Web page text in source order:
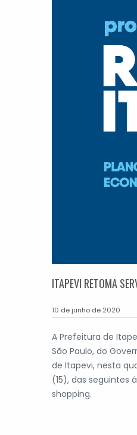
ITAPEVI RETOMA
10 de junho de 2020
A Prefeitura de
São Paulo, do
de Itapevi, nesta
(15), das seguintes
shopping.